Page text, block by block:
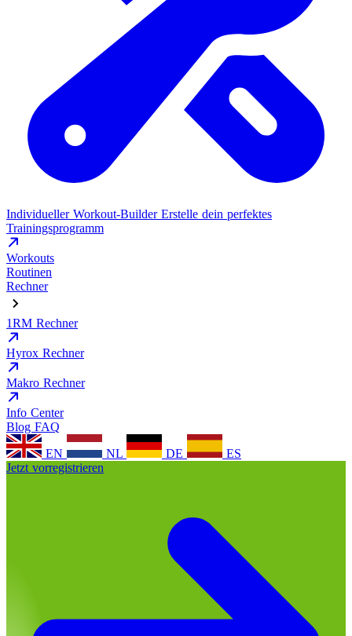
Individueller Workout-Builder Erstelle dein perfektes
Trainingsprogramm
Workouts
Routinen
Rechner
1RM Rechner
Hyrox Rechner
Makro Rechner
Info Center
Blog FAQ
EN
NL DE
ES
Jetzt vorregistrieren